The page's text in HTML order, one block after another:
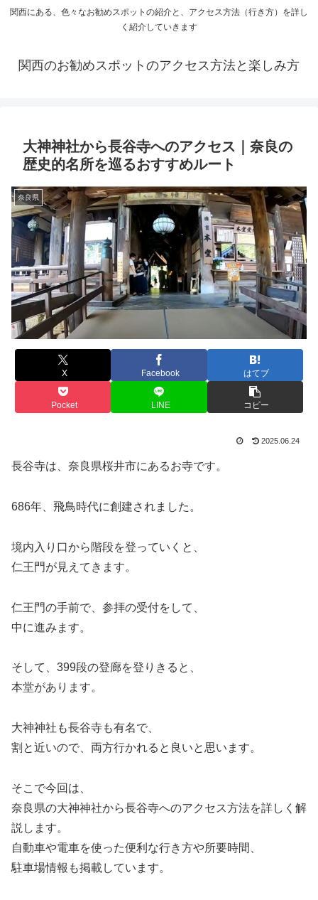
関西にある、色々なお勧めスポットの紹介と、アクセス方法（行き方）を詳し
く紹介していきます
関西のお勧めスポットのアクセス方法と楽しみ方
大神神社から長谷寺へのアクセス｜奈良の
歴史的名所を巡るおすすめルート
奈良県
X Facebook はてブ
Pocket LINE コピー
2025.06.24
長谷寺は、奈良県桜井市にあるお寺です。
686年、飛鳥時代に創建されました。
境内入り口から階段を登っていくと、
仁王門が見えてきます。
仁王門の手前で、参拝の受付をして、
中に進みます。
そして、399段の登廊を登りきると、
本堂があります。
大神神社も長谷寺も有名で、
割と近いので、両方行かれると良いと思います。
そこで今回は、
奈良県の大神神社から長谷寺へのアクセス方法を詳しく解
説します。
自動車や電車を使った便利な行き方や所要時間、
駐車場情報も掲載しています。